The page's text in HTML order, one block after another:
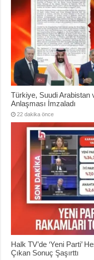
Türkiye, Suudi
Anlaşması İmzaladı
22 dakika önce
Halk TV’de ‘Yeni Parti’
Çıkan Sonuç Şaşırttı